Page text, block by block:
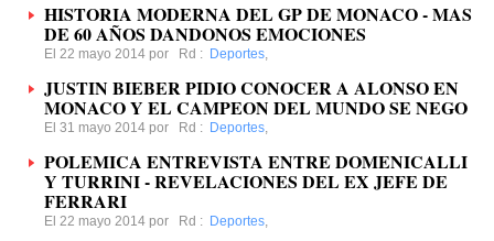
HISTORIA MODERNA DEL GP DE MONACO - MAS
DE 60 AÑOS DANDONOS EMOCIONES
El 22 mayo 2014 por Rd : Deportes,
JUSTIN BIEBER PIDIO CONOCER A ALONSO EN
MONACO Y EL CAMPEON DEL MUNDO SE NEGO
El 31 mayo 2014 por Rd : Deportes,
POLEMICA ENTREVISTA ENTRE DOMENICALLI
Y TURRINI - REVELACIONES DEL EX JEFE DE
FERRARI
El 22 mayo 2014 por Rd : Deportes,